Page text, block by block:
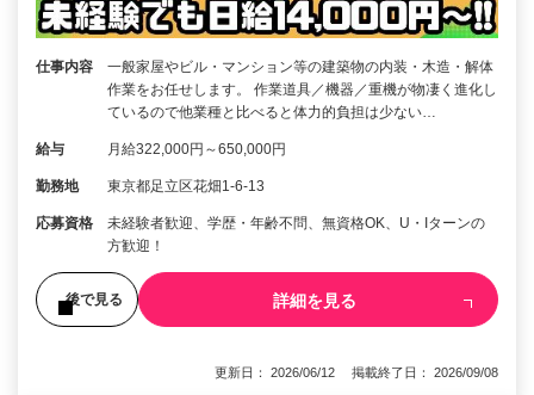
仕事内容
一般家屋やビル・マンション等の建築物の内装・木造・解体
作業をお任せします。 作業道具／機器／重機が物凄く進化し
ているので他業種と比べると体力的負担は少ない…
給与 月給322,000円～650,000円
勤務地 東京都足立区花畑1-6-13
応募資格
未経験者歓迎、学歴・年齢不問、無資格OK、U・Iターンの
方歓迎！
後で見る 詳細を見る
更新日： 2026/06/12 掲載終了日： 2026/09/08